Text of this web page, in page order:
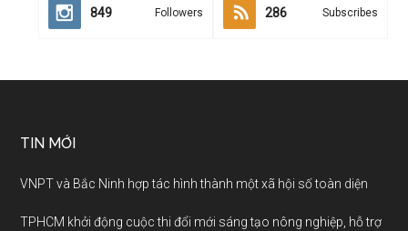
849 Followers 286 Subscribes
TIN MỚI
VNPT và Bắc Ninh hợp tác hình thành một xã hội số toàn diện
TPHCM khởi động cuộc thi đổi mới sáng tạo nông nghiệp, hỗ trợ